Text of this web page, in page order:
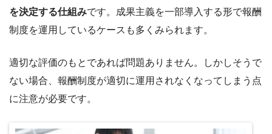
を決定する仕組みです。成果主義を一部導入する形で報酬
制度を運用しているケースも多くみられます。
適切な評価のもとであれば問題ありません。しかしそうで
ない場合、報酬制度が適切に運用されなくなってしまう点
に注意が必要です。